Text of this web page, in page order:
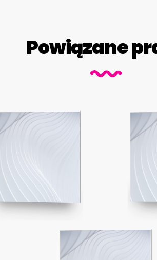
Powiązane